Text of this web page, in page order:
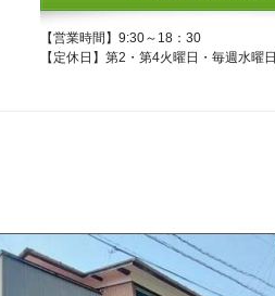
【営業時間】9:30～18：30
【定休日】第2・第4火曜日・毎週水曜日